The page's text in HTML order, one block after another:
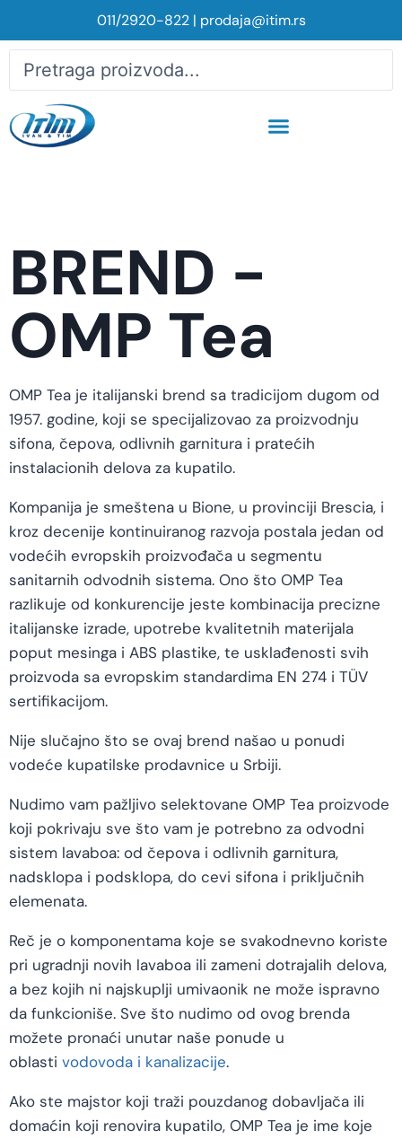
011/2920-822| prodaja@itim.rs
BREND -
OMP Tea
OMP Tea je italijanski brend sa tradicijom dugom od
1957. godine, koji se specijalizovao za proizvodnju
sifona, čepova, odlivnih garnitura i pratećih
instalacionih delova za kupatilo.
Kompanija je smeštena u Bione, u provinciji Brescia, i
kroz decenije kontinuiranog razvoja postala jedan od
vodećih evropskih proizvođača u segmentu
sanitarnih odvodnih sistema. Ono što OMP Tea
razlikuje od konkurencije jeste kombinacija precizne
italijanske izrade, upotrebe kvalitetnih materijala
poput mesinga i ABS plastike, te usklađenosti svih
proizvoda sa evropskim standardima EN 274 i TÜV
sertifikacijom.
Nije slučajno što se ovaj brend našao u ponudi
vodeće kupatilske prodavnice u Srbiji.
Nudimo vam pažljivo selektovane OMP Tea proizvode
koji pokrivaju sve što vam je potrebno za odvodni
sistem lavaboa: od čepova i odlivnih garnitura,
nadsklopa i podsklopa, do cevi sifona i priključnih
elemenata.
Reč je o komponentama koje se svakodnevno koriste
pri ugradnji novih lavaboa ili zameni dotrajalih delova,
a bez kojih ni najskuplji umivaonik ne može ispravno
da funkcioniše. Sve što nudimo od ovog brenda
možete pronaći unutar naše ponude u
oblasti vodovoda i kanalizacije.
Ako ste majstor koji traži pouzdanog dobavljača ili
domaćin koji renovira kupatilo, OMP Tea je ime koje